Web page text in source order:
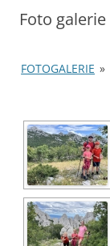
Foto galerie
FOTOGALERIE »